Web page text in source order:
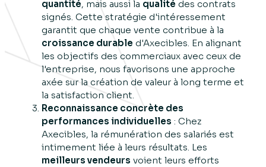
quantité, mais aussi la qualité des contrats
signés. Cette stratégie d'intéressement
garantit que chaque vente contribue à la
croissance durable d'Axecibles. En alignant
les objectifs des commerciaux avec ceux de
l'entreprise, nous favorisons une approche
axée sur la création de valeur à long terme et
la satisfaction client.
Reconnaissance concrète des
performances individuelles : Chez
Axecibles, la rémunération des salariés est
intimement liée à leurs résultats. Les
meilleurs vendeurs voient leurs efforts